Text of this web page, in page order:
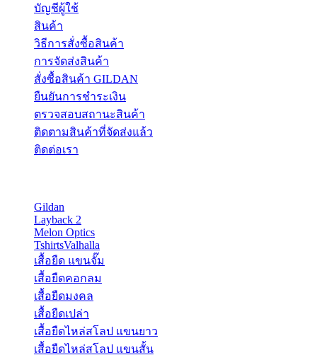
บัญชีผู้ใช้
สินค้า
วิธีการสั่งซื้อสินค้า
การจัดส่งสินค้า
สั่งซื้อสินค้า GILDAN
ยืนยันการชำระเงิน
ตรวจสอบสถานะสินค้า
ติดตามสินค้าที่จัดส่งแล้ว
ติดต่อเรา
Gildan
Layback 2
Melon Optics
TshirtsValhalla
เสื้อยืด แขนจั๊ม
เสื้อยืดคอกลม
เสื้อยืดมงคล
เสื้อยืดเปล่า
เสื้อยืดไหล่สโลป แขนยาว
เสื้อยืดไหล่สโลป แขนสั้น